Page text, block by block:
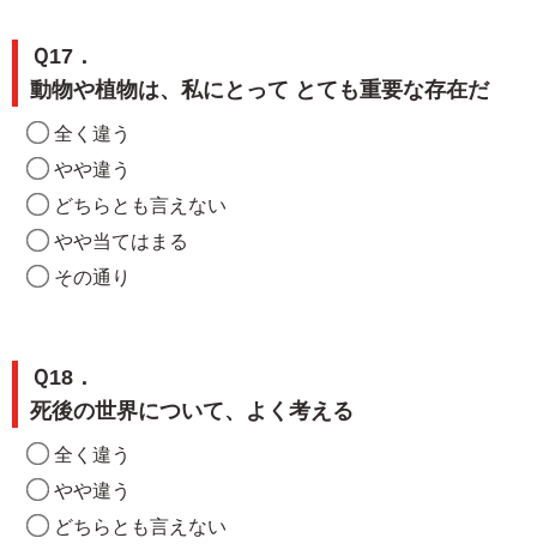
Ｑ17．
動物や植物は、私にとって とても重要な存在だ
全く違う
やや違う
どちらとも言えない
やや当てはまる
その通り
Ｑ18．
死後の世界について、よく考える
全く違う
やや違う
どちらとも言えない